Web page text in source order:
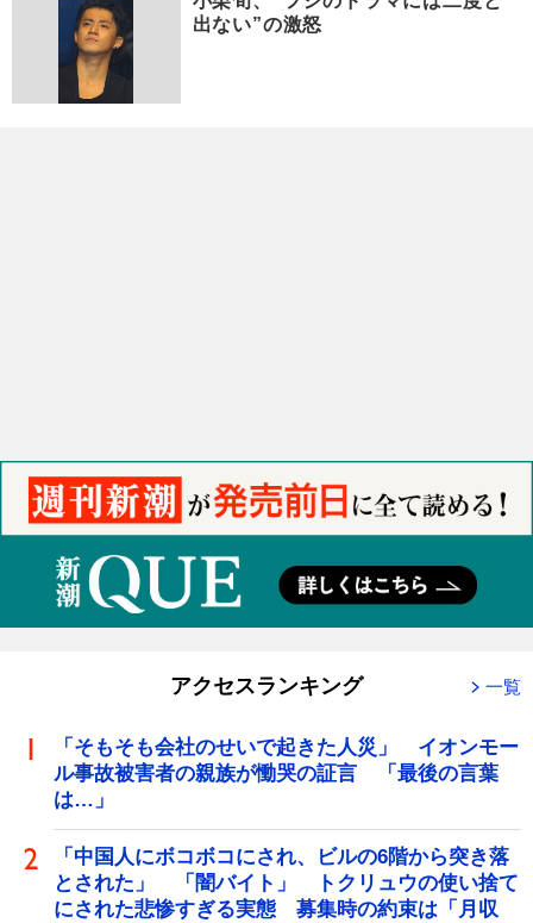
出ない”の激怒
アクセスランキング 一覧
「そもそも会社のせいで起きた人災」 イオンモー
ル事故被害者の親族が慟哭の証言 「最後の言葉
は…」
「中国人にボコボコにされ、ビルの6階から突き落
とされた」 「闇バイト」 トクリュウの使い捨て
にされた悲惨すぎる実態 募集時の約束は「月収